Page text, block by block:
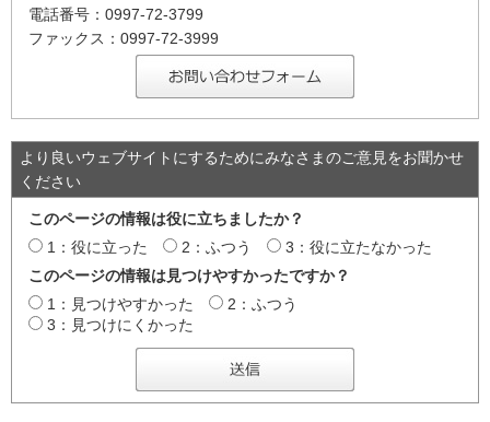
電話番号：0997-72-3799
ファックス：0997-72-3999
より良いウェブサイトにするためにみなさまのご意見をお聞かせ
ください
このページの情報は役に立ちましたか？
1：役に立った
2：ふつう
3：役に立たなかった
このページの情報は見つけやすかったですか？
1：見つけやすかった
2：ふつう
3：見つけにくかった